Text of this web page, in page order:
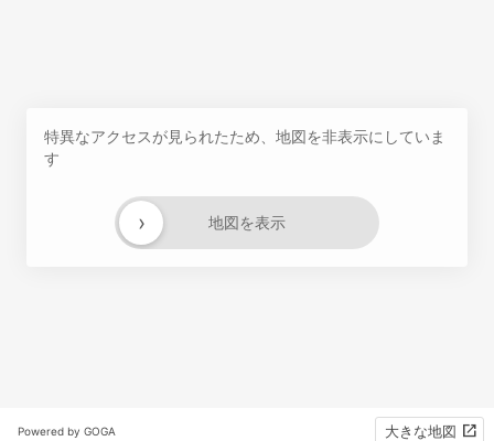
特異なアクセスが見られたため、地図を非表示にしていま
す
地図を表示
›
Powered by GOGA 大きな地図